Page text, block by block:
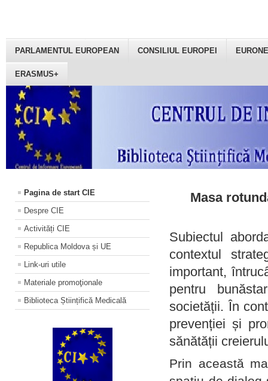
PARLAMENTUL EUROPEAN CONSILIUL EUROPEI
ERASMUS+
Pagina de start CIE
Despre CIE
Activități CIE
Republica Moldova și UE
Link-uri utile
Materiale promoţionale
Biblioteca Științifică Medicală
Masa
Subiectul
contextul
important,
pentru
societății. În
prevenției și
sănătății
Prin această